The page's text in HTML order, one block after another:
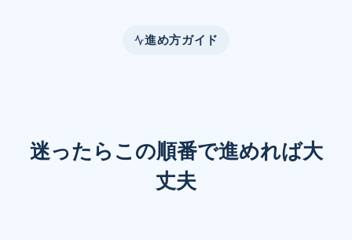
進め方ガイド
迷ったらこの順番で進めれば大
丈夫